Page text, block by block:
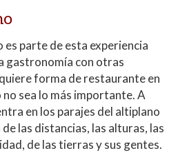
es parte de esta experiencia
gastronomía con otras
forma de restaurante en
no sea lo más importante. A
en los parajes del altiplano
las distancias, las alturas, las
de las tierras y sus gentes.